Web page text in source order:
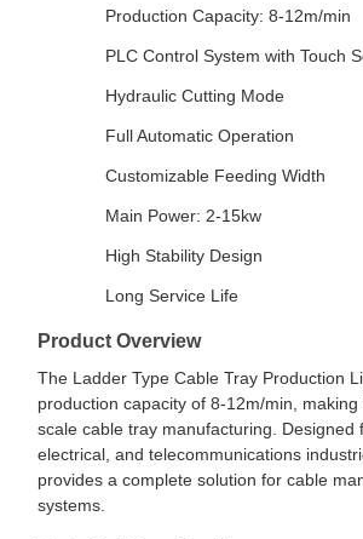
Production Capacity: 8-12m/min
PLC Control System with Touch
Hydraulic Cutting Mode
Full Automatic Operation
Customizable Feeding Width
Main Power: 2-15kw
High Stability Design
Long Service Life
Product Overview
The Ladder Type Cable Tray Production
production capacity of 8-12m/min,
scale cable tray manufacturing. Designed
electrical, and telecommunications
provides a complete solution for cable
systems.